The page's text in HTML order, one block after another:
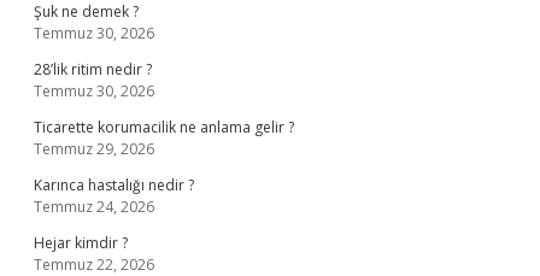
Şuk ne demek ?
Temmuz 30, 2026
28’lik ritim nedir ?
Temmuz 30, 2026
Ticarette korumacilik ne anlama gelir ?
Temmuz 29, 2026
Karınca hastalığı nedir ?
Temmuz 24, 2026
Hejar kimdir ?
Temmuz 22, 2026